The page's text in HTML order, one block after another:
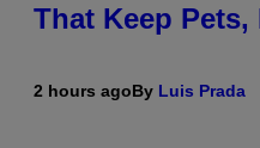
That Keep
2 hours agoBy Luis Prada